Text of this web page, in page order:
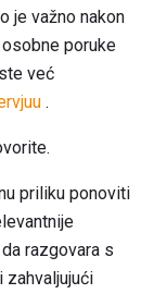
je važno nakon
poruke
već
.
priliku ponoviti
razgovara s
zahvaljujući